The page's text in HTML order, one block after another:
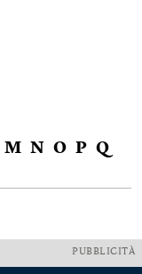
M N O P Q
PUBBLICITÀ